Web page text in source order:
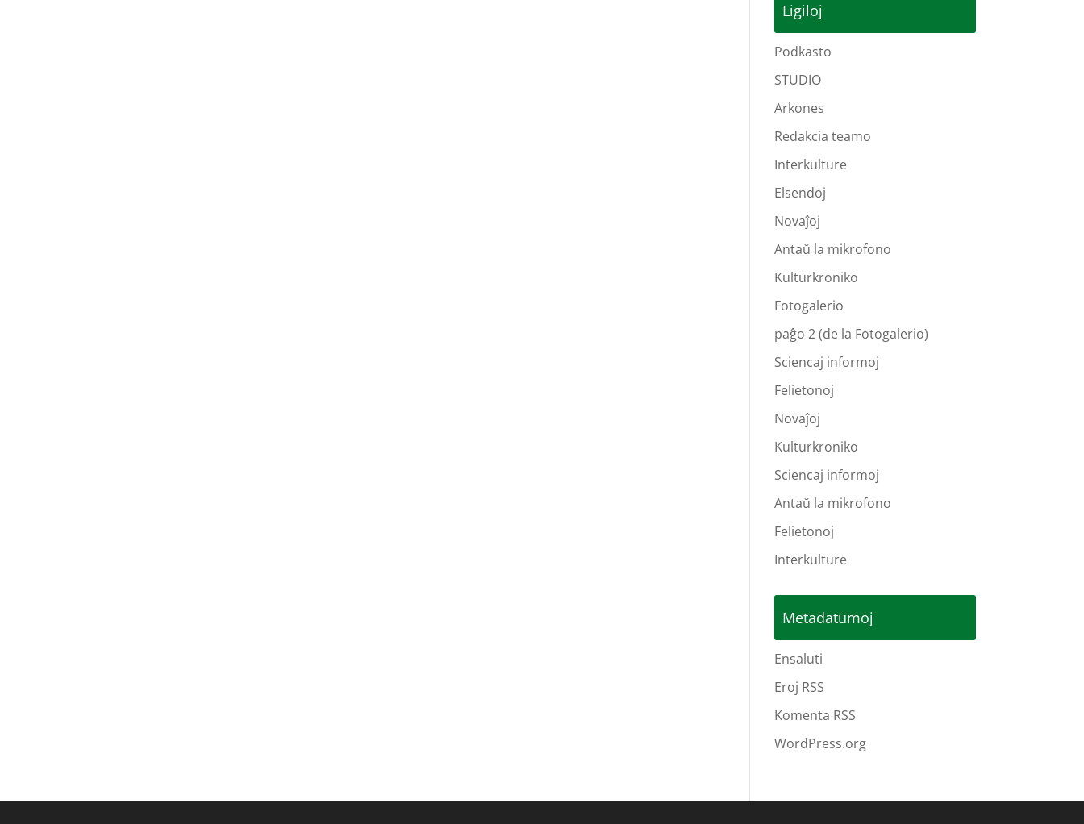
Ligiloj
Podkasto
STUDIO
Arkones
Redakcia teamo
Interkulture
Elsendoj
Novaĵoj
Antaŭ la mikrofono
Kulturkroniko
Fotogalerio
paĝo 2 (de la Fotogalerio)
Sciencaj informoj
Felietonoj
Novaĵoj
Kulturkroniko
Sciencaj informoj
Antaŭ la mikrofono
Felietonoj
Interkulture
Metadatumoj
Ensaluti
Eroj RSS
Komenta RSS
WordPress.org